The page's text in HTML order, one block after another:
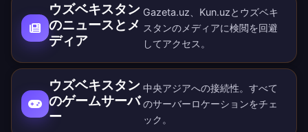
ウズベキスタン
のニュースとメ
ディア
Gazeta.uz、Kun.uzとウズベキ
スタンのメディアに検閲を回避
してアクセス。
ウズベキスタン
のゲームサーバ
ー
中央アジアへの接続性。すべて
のサーバーロケーションをチェ
ック。